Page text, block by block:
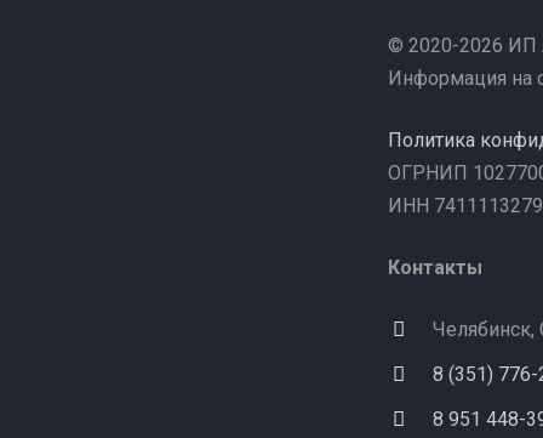
© 2020-2026 ИП
Информация на
Политика
ОГРНИП
ИНН
Контакты
Челябинск,
8 (351)
8 951 448-